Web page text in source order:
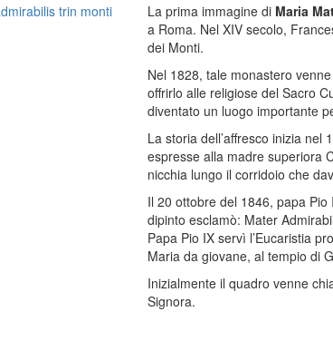
La prima immagine di Maria
a Roma. Nel XIV secolo,
dei Monti.
Nel 1828, tale monastero
offrirlo alle religiose del Sacro
diventato un luogo importante
La storia dell’affresco inizia
espresse alla madre superiora
nicchia lungo il corridoio che
Il 20 ottobre del 1846, papa
dipinto esclamò: Mater
Papa Pio IX servì l’Eucaristia
Maria da giovane, al tempio di
Inizialmente il quadro venne
Signora.